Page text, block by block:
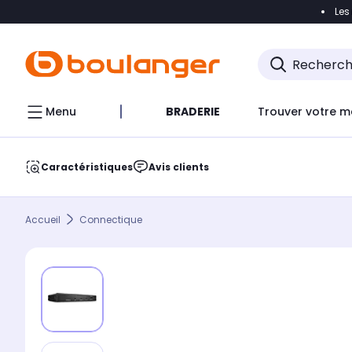
Accéder
Menu BRADERIE Trouver votre
Caractéristiques Avis clients
Accueil Connectique